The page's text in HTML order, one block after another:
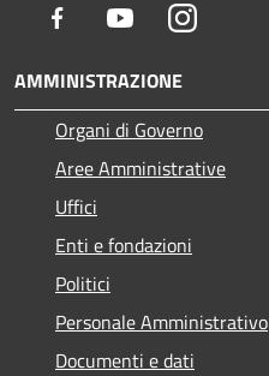
Facebook YoutubeInstagram
AMMINISTRAZIONE
Organi di Governo
Aree Amministrative
Uffici
Enti e fondazioni
Politici
Personale Amministrativo
Documenti e dati